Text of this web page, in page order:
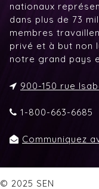
nationaux
dans plus de 73
membres
privé et à but non
notre grand pays
900-150 rue
1-800-663-6685
Communiquez
© 2025 SEN